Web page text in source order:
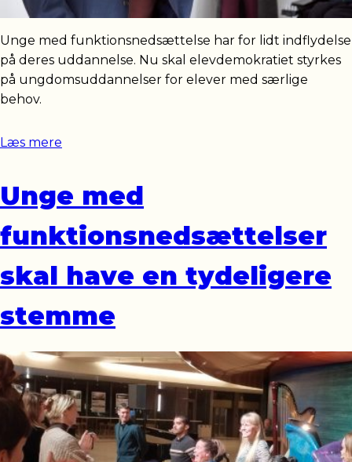
Unge med funktionsnedsættelse har for lidt indflydelse
på deres uddannelse. Nu skal elevdemokratiet styrkes
på ungdomsuddannelser for elever med særlige
behov.
Læs mere
Unge med
funktionsnedsættelser
skal have en tydeligere
stemme